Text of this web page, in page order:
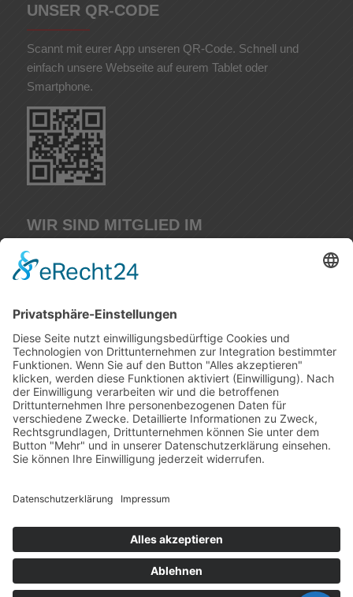
UNSER QR-CODE
Scannt mit eurer App unseren QR-Code. Schnell und
einfach unsere Webseite auf eurem Tablet oder
Smartphone.
WIR SIND MITGLIED IM
IMPRESSUM
Zum ansehen der PDFs benötigt man den Adobe Acrobat
hier zum download.